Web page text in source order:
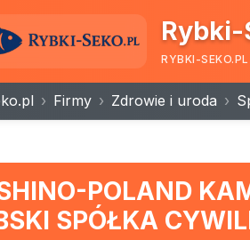
Rybki-
RYBKI-
Firmy Zdrowie i uroda
POLAND
SPÓŁKA